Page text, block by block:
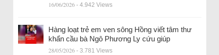
16/06/2026 - 4.942 Views
Hàng loạt trẻ em ven sông Hồng viết tâm thư
khẩn cầu bà Ngô Phương Ly cứu giúp
28/05/2026 - 3.781 Views